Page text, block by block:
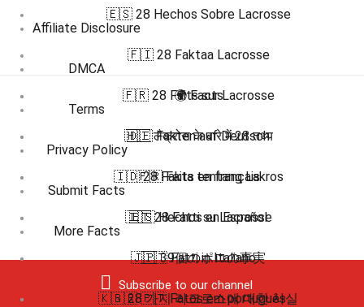
Affiliate Disclosure
DMCA
Terms
Privacy Policy
Submit Facts
More Facts
Subscribe to our channel
🇪🇸 28 Hechos Sobre Lacrosse
🇫🇮 28 Faktaa Lacrosse
🇫🇷 28 Faits sur Lacrosse
🇭🇮 लैक्रोस के बारे में 28 तथ्य
🇮🇩 28 Fakta tentang Lakros
🇮🇹 28 Fatti su Lacrosse
🇯🇵 39個のポロの事実
🇰🇷 28 가지 라크로스에 대한 사실
🌍 Facts
🇩🇪 Fakten auf Deutsch
🇫🇷 Faits en français
🇪🇸 Hechos en Español
🇮🇹 Fatti in Italiano
🇧🇷 🇵🇹 Fatos em português